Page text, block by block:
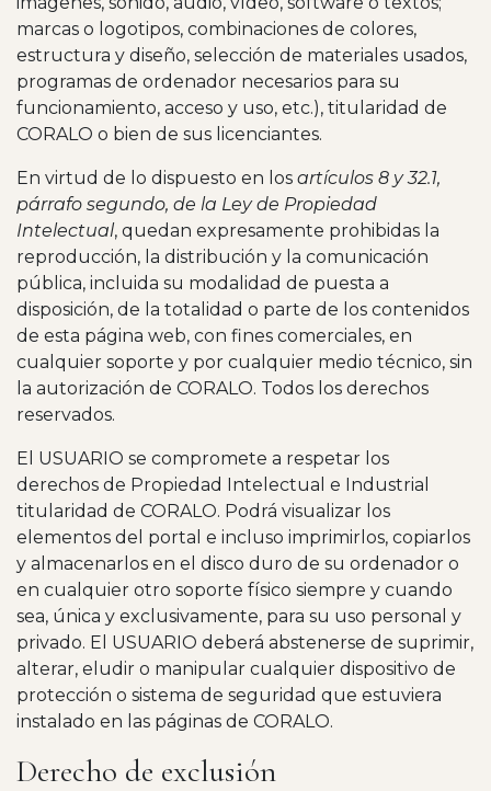
marcas o logotipos, combinaciones de colores,
estructura y diseño, selección de materiales usados,
programas de ordenador necesarios para su
funcionamiento, acceso y uso, etc.), titularidad de
CORALO o bien de sus licenciantes.
En virtud de lo dispuesto en los artículos 8 y 32.1,
párrafo segundo, de la Ley de Propiedad
Intelectual, quedan expresamente prohibidas la
reproducción, la distribución y la comunicación
pública, incluida su modalidad de puesta a
disposición, de la totalidad o parte de los contenidos
de esta página web, con fines comerciales, en
cualquier soporte y por cualquier medio técnico, sin
la autorización de CORALO. Todos los derechos
reservados.
El USUARIO se compromete a respetar los
derechos de Propiedad Intelectual e Industrial
titularidad de CORALO. Podrá visualizar los
elementos del portal e incluso imprimirlos, copiarlos
y almacenarlos en el disco duro de su ordenador o
en cualquier otro soporte físico siempre y cuando
sea, única y exclusivamente, para su uso personal y
privado. El USUARIO deberá abstenerse de suprimir,
alterar, eludir o manipular cualquier dispositivo de
protección o sistema de seguridad que estuviera
instalado en las páginas de CORALO.
Derecho de exclusión